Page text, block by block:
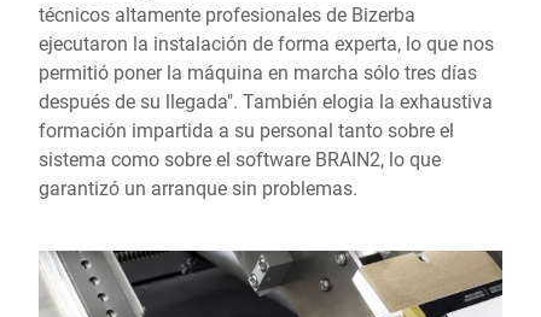
técnicos altamente profesionales de Bizerba
ejecutaron la instalación de forma experta, lo que nos
permitió poner la máquina en marcha sólo tres días
después de su llegada". También elogia la exhaustiva
formación impartida a su personal tanto sobre el
sistema como sobre el software BRAIN2, lo que
garantizó un arranque sin problemas.